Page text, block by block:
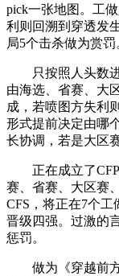
pick一张地图。工
利则回溯到穿透发
局5个击杀做为赏罚
只按照人头数进
由海选、省赛、大
成，若喷图方失利
形式提前决定由哪
长协调，若是大区
正在成立了
赛、省赛、大区赛
CFS，将正在7个
晋级四强。过激的
惩罚。
做为《穿越前方